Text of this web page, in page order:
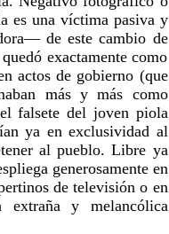
es una víctima pasiva y
de este cambio de
exactamente como
actos de gobierno (que
más y más como
falsete del joven piola
ya en exclusividad al
al pueblo. Libre ya
generosamente en
de televisión o en
extraña y melancólica